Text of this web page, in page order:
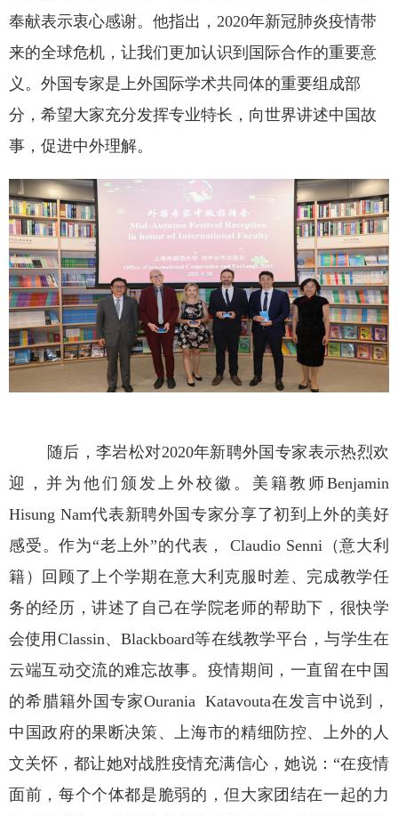
奉献表示衷心感谢。他指出， 2020年新冠肺炎疫情带
来的全球危机，让我们更加认识到国际合作的重要意
义。外国专家是上外国际学术共同体的重要组成部
分，希望大家充分发挥专业特长，向世界讲述中国故
事，促进中外理解。
随后，李岩松对2020年新聘外国专家表示热烈欢
迎，并为他们颁发上外校徽。美籍教师 Benjamin
Hisung Nam代表新聘外国专家分享了初到上外的美好
感受。作为“老上外”的代表， Claudio Senni（意大利
籍）回顾了上个学期在意大利克服时差、完成教学任
务的经历，讲述了自己在学院老师的帮助下，很快学
会使用 Classin、Blackboard等在线教学平台，与学生在
云端互动交流的难忘故事。疫情期间，一直留在中国
的希腊籍外国专家Ourania Katavouta在发言中说到，
中国政府的果断决策、上海市的精细防控、上外的人
文关怀，都让她对战胜疫情充满信心，她说：“在疫情
面前，每个个体都是脆弱的，但大家团结在一起的力